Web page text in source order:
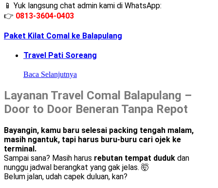
📱 Yuk langsung chat admin kami di WhatsApp:
👉 0813-3604-0403
Paket Kilat Comal ke Balapulang
Travel Pati Soreang
Baca Selanjutnya
Layanan Travel Comal Balapulang –
Door to Door Beneran Tanpa Repot
Bayangin, kamu baru selesai packing tengah malam,
masih ngantuk, tapi harus buru-buru cari ojek ke
terminal.
Sampai sana? Masih harus rebutan tempat duduk dan
nunggu jadwal berangkat yang gak jelas. 🤯
Belum jalan, udah capek duluan, kan?